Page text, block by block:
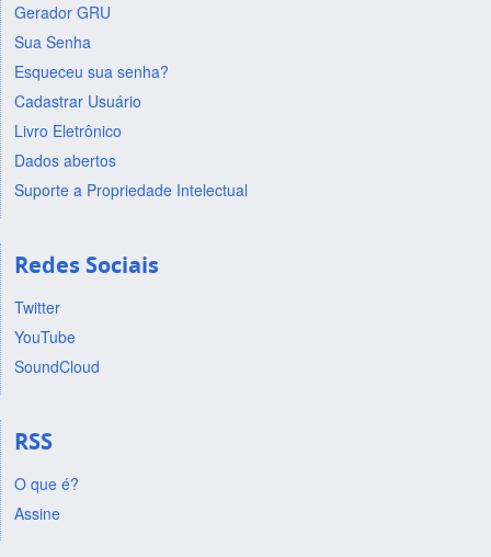
Gerador GRU
Sua Senha
Esqueceu sua senha?
Cadastrar Usuário
Livro Eletrônico
Dados abertos
Suporte a Propriedade Intelectual
Redes Sociais
Twitter
YouTube
SoundCloud
RSS
O que é?
Assine